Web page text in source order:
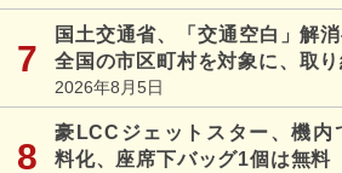
国土交通省、「交通空白」解
全国の市区町村を対象に、取り
2026年8月5日
豪LCCジェットスター、機内
料化、座席下バッグ1個は無料